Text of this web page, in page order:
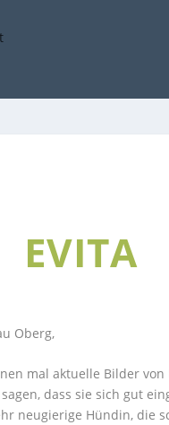
EVITA
Oberg,
mal aktuelle Bilder von
dass sie sich gut
neugierige Hündin, die